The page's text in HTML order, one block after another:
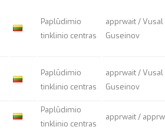
Paplūdimio
tinklinio centras
apprwait/ Vusal
Guseinov
Paplūdimio
tinklinio centras
apprwait/ Vusal
Guseinov
Paplūdimio
tinklinio centras
apprwait/